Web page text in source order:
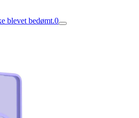
blevet bedømt.0